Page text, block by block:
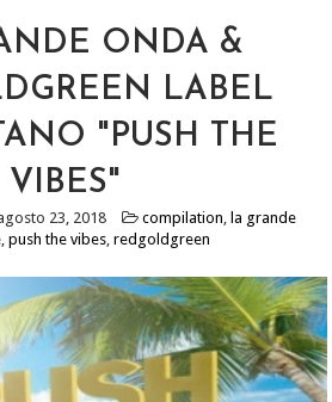
ONDA &
LABEL
"PUSH THE
VIBES"
23, 2018 compilation, la grande
,push the vibes,redgoldgreen